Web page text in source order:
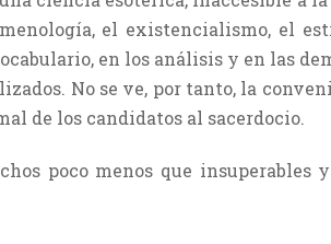
el existencialismo, el
en los análisis y en las
No se ve, por tanto, la
de los candidatos al sacerdocio.
poco menos que insuperables